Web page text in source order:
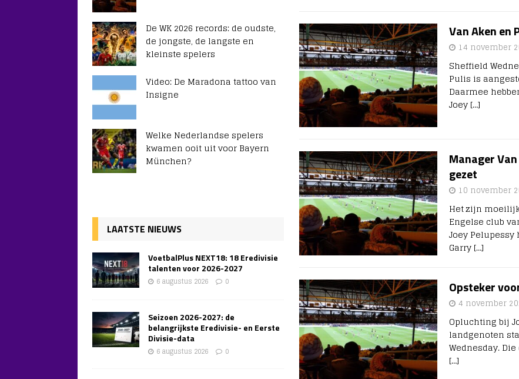
Van Aken en
14 november
Sheffield
Pulis is
Daarmee
Joey […]
Manager
gezet
10 november
Het zijn
Engelse club
Joey
Garry […]
Opsteker
4 november
Opluchting bij
landgenoten
Wednesday.
[…]
De WK 2026 records: de oudste,
de jongste, de langste en
kleinste spelers
Video: De Maradona tattoo van
Insigne
Welke Nederlandse spelers
kwamen ooit uit voor Bayern
München?
LAATSTE NIEUWS
VoetbalPlus NEXT18: 18 Eredivisie
talenten voor 2026-2027
6 augustus 2026 0
Seizoen 2026-2027: de
belangrijkste Eredivisie- en Eerste
Divisie-data
6 augustus 2026 0